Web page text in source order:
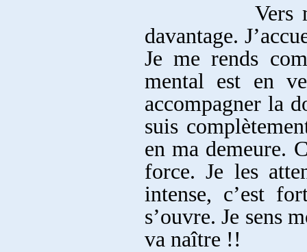
Vers minuit,
davantage.
Je me rends
mental est en
accompagner la
suis
en ma demeure.
force. Je les
intense, c’est
s’ouvre. Je sens
va naître !!